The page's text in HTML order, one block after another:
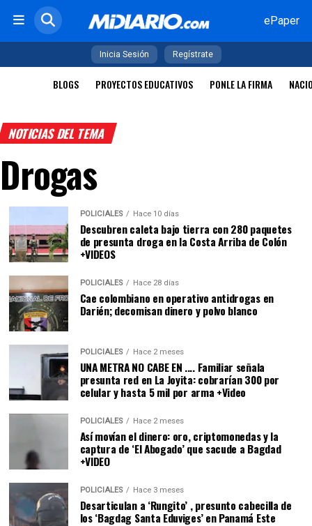
ePaper
Inicia Sesión Regístrate
BLOGS PROYECTOS EDUCATIVOS PONLE LA FIRMA
NOTICIAS DEL TEMA
Drogas
POLICIALES Hace 10 días
Descubren caleta bajo tierra con 280 paquetes
de presunta droga en la Costa Arriba de Colón
+VIDEOS
POLICIALES Hace 28 días
Cae colombiano en operativo antidrogas en
Darién; decomisan dinero y polvo blanco
POLICIALES Hace 2 meses
UNA METRA NO CABE EN .... Familiar señala
presunta red en La Joyita: cobrarían 300 por
celular y hasta 5 mil por arma +Video
POLICIALES Hace 2 meses
Así movían el dinero: oro, criptomonedas y la
captura de ‘El Abogado’ que sacude a Bagdad
+VIDEO
POLICIALES Hace 3 meses
Desarticulan a ‘Rungito’ , presunto cabecilla de
los ‘Bagdag Santa Eduviges’ en Panamá Este